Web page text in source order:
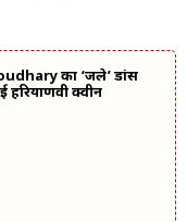
का ‘जले’ डांस
क्वीन